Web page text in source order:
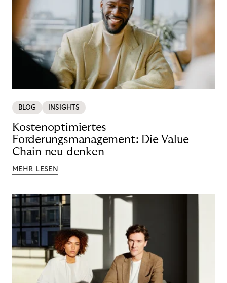
BLOG INSIGHTS
Kostenoptimiertes
Forderungsmanagement: Die Value
Chain neu denken
MEHR LESEN